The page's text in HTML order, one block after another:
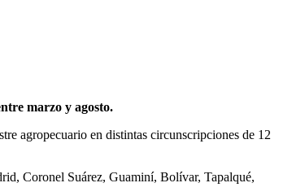
marzo y agosto.
agropecuario en distintas circunscripciones de 12
Coronel Suárez, Guaminí, Bolívar, Tapalqué,